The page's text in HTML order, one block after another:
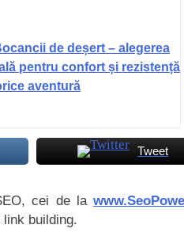
de deșert – alegerea
pentru confort și rezistență
aventură
Tweet
cei de la
building.